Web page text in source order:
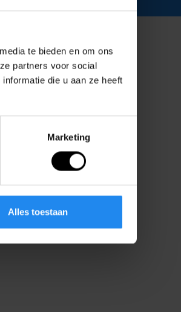
te bieden en om ons
partners voor social
die u aan ze heeft
Marketing
Alles toestaan